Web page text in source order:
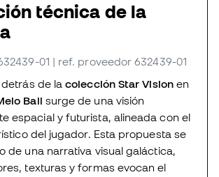
técnica de la
01 | ref. proveedor 632439-01
detrás de lacolección Star Visionen
Ball surge de una visión
espacial y futurista, alineada con el
del jugador. Esta propuesta se
de una narrativa visual galáctica,
texturas y formas evocan el